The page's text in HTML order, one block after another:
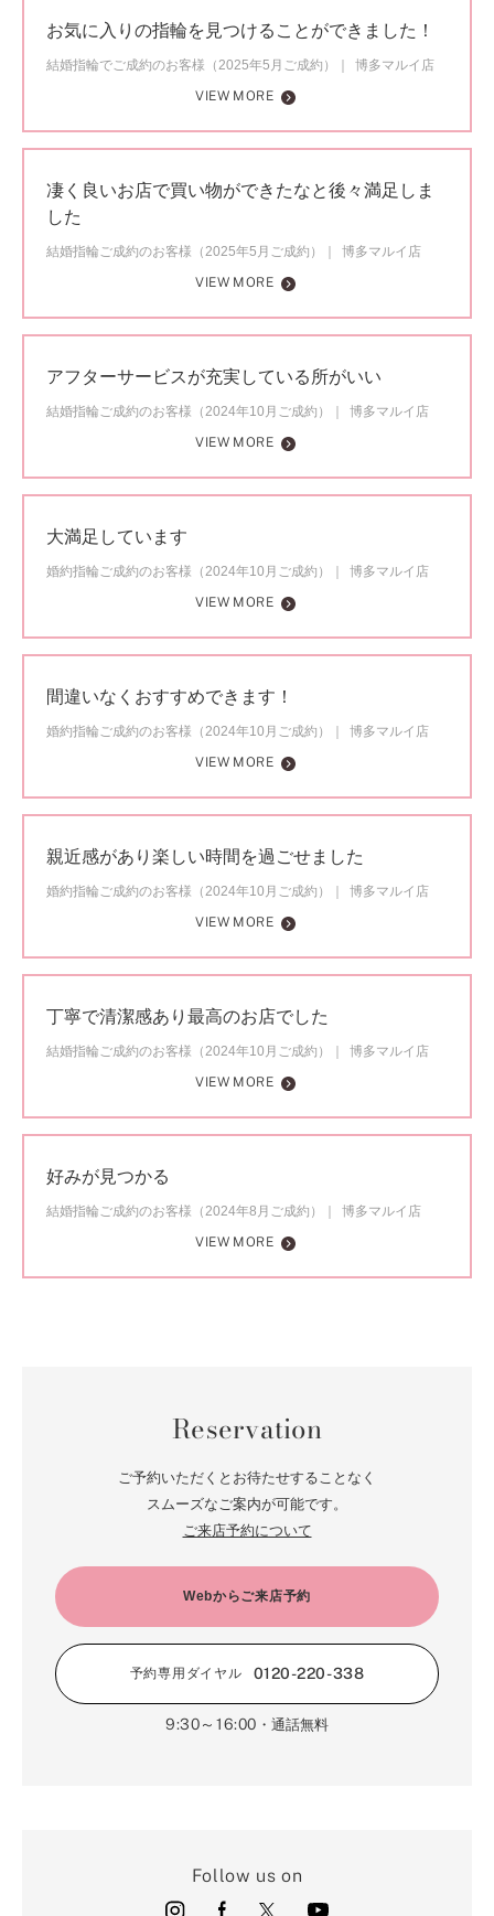
お気に入りの指輪を見つけることができました！
結婚指輪でご成約のお客様（2025年5月ご成約）
博多マルイ店
VIEW MORE
凄く良いお店で買い物ができたなと後々満足しま
した
結婚指輪ご成約のお客様（2025年5月ご成約）
博多マルイ店
VIEW MORE
アフターサービスが充実している所がいい
結婚指輪ご成約のお客様（2024年10月ご成約）
博多マルイ店
VIEW MORE
大満足しています
婚約指輪ご成約のお客様（2024年10月ご成約）
博多マルイ店
VIEW MORE
間違いなくおすすめできます！
婚約指輪ご成約のお客様（2024年10月ご成約）
博多マルイ店
VIEW MORE
親近感があり楽しい時間を過ごせました
婚約指輪ご成約のお客様（2024年10月ご成約）
博多マルイ店
VIEW MORE
丁寧で清潔感あり最高のお店でした
結婚指輪ご成約のお客様（2024年10月ご成約）
博多マルイ店
VIEW MORE
好みが見つかる
結婚指輪ご成約のお客様（2024年8月ご成約）
博多マルイ店
VIEW MORE
Reservation
ご予約いただくとお待たせすることなく
スムーズなご案内が可能です。
ご来店予約について
Webからご来店予約
予約専用ダイヤル 0120-220-338
9:30～16:00 ・通話無料
Follow us on